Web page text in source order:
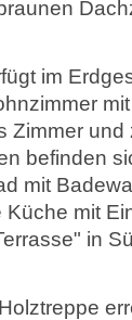
im
Zimmer und
befinden
mit
mit
in